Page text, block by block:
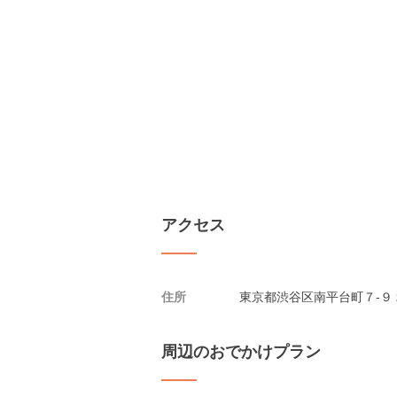
アクセス
住所 東京都渋谷区南平台町７-９
周辺のおでかけプラン